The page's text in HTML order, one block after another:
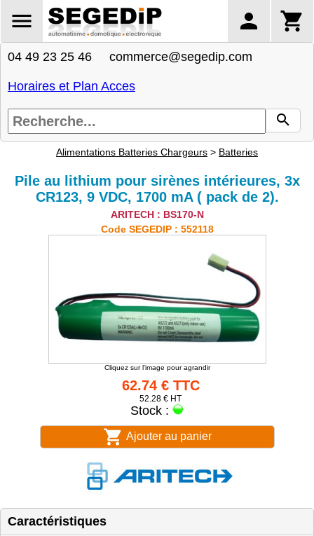
04 49 23 25 46 commerce@segedip.com
Horaires et Plan Acces
Alimentations Batteries Chargeurs > Batteries
Pile au lithium pour sirènes intérieures, 3x
CR123, 9 VDC, 1700 mA ( pack de 2).
ARITECH : BS170-N
Code SEGEDIP : 552118
Cliquez sur l'image pour agrandir
62.74 € TTC
52.28 € HT
Stock :
Ajouter au panier
Caractéristiques